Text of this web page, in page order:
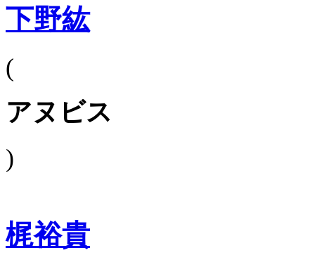
下野紘
(
アヌビス
)
梶裕貴